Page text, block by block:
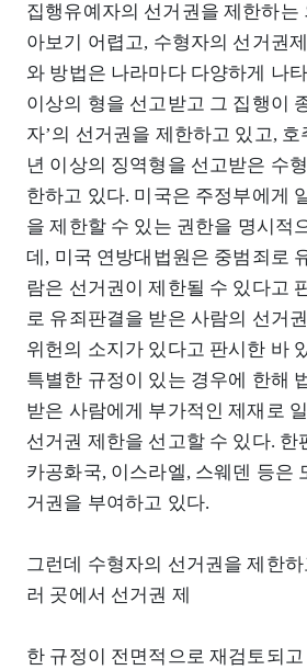
집행유예자의 선거권을 제한하는
아보기 어렵고, 수형자의 선거권
와 방법은 나라마다 다양하게 나
이상의 형을 선고받고 그 집행이
자’의 선거권을 제한하고 있고,
년 이상의 징역형을 선고받은 수
한하고 있다. 미국은 주정부에게
을 제한할 수 있는 권한을 명시적
데, 미국 연방대법원은 중범죄로
람은 선거권이 제한될 수 있다고
로 유죄판결을 받은 사람의 선거
위헌의 소지가 있다고 판시한 바
특별한 규정이 있는 경우에 한해
받은 사람에게 부가적인 제재로
선거권 제한을 선고할 수 있다. 한
카공화국, 이스라엘, 스웨덴 등은
거권을 부여하고 있다.
그런데 수형자의 선거권을 제한
러 곳에서 선거권 제
한 규정이 전면적으로 재검토되